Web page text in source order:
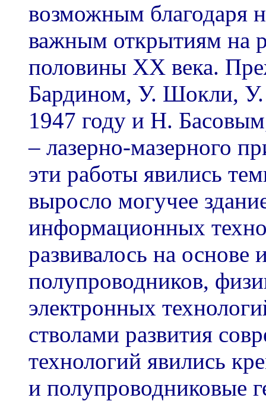
возможным благодаря
важным открытиям на
половины ХХ века.
Бардином, У. Шокли, У.
1947 году и Н.
– лазерно-мазерного
эти работы явились
выросло могучее
информационных
развивалось на основе
полупроводников,
электронных
стволами развития
технологий явились
и полупроводниковые